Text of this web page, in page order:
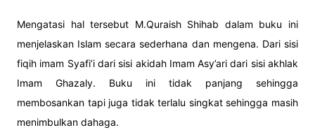
Mengatasi hal tersebut M.Quraish Shihab dalam buku ini
menjelaskan Islam secara sederhana dan mengena. Dari sisi
fiqih imam Syafi’i dari sisi akidah Imam Asy’ari dari sisi akhlak
Imam Ghazaly. Buku ini tidak panjang sehingga
membosankan tapi juga tidak terlalu singkat sehingga masih
menimbulkan dahaga.